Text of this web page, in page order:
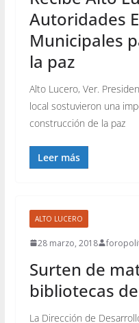
Autoridades
Municipales
la paz
Alto Lucero, Ver.
local sostuvieron una
construcción de la paz
Leer más
ALTO LUCERO
28 marzo, 2018
Surten de
bibliotecas
La Dirección de